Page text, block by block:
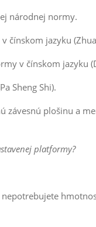
národnej normy.
čínskom jazyku
v čínskom jazyku
Sheng Shi).
závesnú plošinu a
platformy?